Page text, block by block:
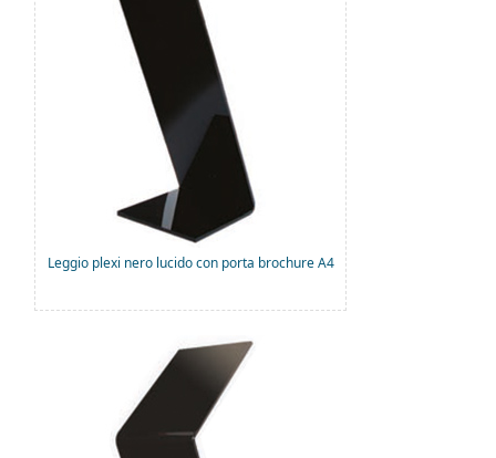
Leggio plexi nero lucido con porta brochure A4